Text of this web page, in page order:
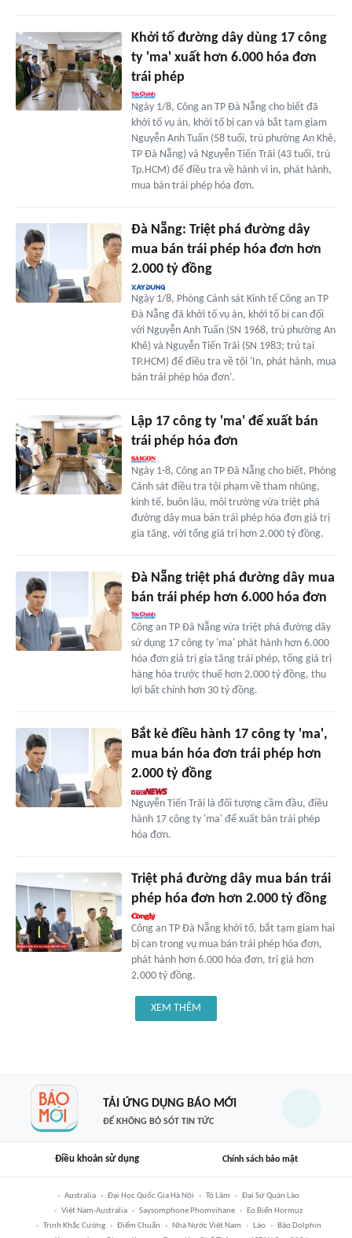
Khởi tố đường dây dùng 17 công
ty 'ma' xuất hơn 6.000 hóa đơn
trái phép
Ngày 1/8, Công an TP Đà Nẵng cho biết đã
khởi tố vụ án, khởi tố bị can và bắt tạm giam
Nguyễn Anh Tuấn (58 tuổi, trú phường An Khê,
TP Đà Nẵng) và Nguyễn Tiến Trãi (43 tuổi, trú
Tp.HCM) để điều tra về hành vi in, phát hành,
mua bán trái phép hóa đơn.
Đà Nẵng: Triệt phá đường dây
mua bán trái phép hóa đơn hơn
2.000 tỷ đồng
Ngày 1/8, Phòng Cảnh sát Kinh tế Công an TP
Đà Nẵng đã khởi tố vụ án, khởi tố bị can đối
với Nguyễn Anh Tuấn (SN 1968, trú phường An
Khê) và Nguyễn Tiến Trãi (SN 1983; trú tại
TP.HCM) để điều tra về tội 'In, phát hành, mua
bán trái phép hóa đơn'.
Lập 17 công ty 'ma' để xuất bán
trái phép hóa đơn
Ngày 1-8, Công an TP Đà Nẵng cho biết, Phòng
Cảnh sát điều tra tội phạm về tham nhũng,
kinh tế, buôn lậu, môi trường vừa triệt phá
đường dây mua bán trái phép hóa đơn giá trị
gia tăng, với tổng giá trị hơn 2.000 tỷ đồng.
Đà Nẵng triệt phá đường dây mua
bán trái phép hơn 6.000 hóa đơn
Công an TP Đà Nẵng vừa triệt phá đường dây
sử dụng 17 công ty 'ma' phát hành hơn 6.000
hóa đơn giá trị gia tăng trái phép, tổng giá trị
hàng hóa trước thuế hơn 2.000 tỷ đồng, thu
lợi bất chính hơn 30 tỷ đồng.
Bắt kẻ điều hành 17 công ty 'ma',
mua bán hóa đơn trái phép hơn
2.000 tỷ đồng
Nguyễn Tiến Trãi là đối tượng cầm đầu, điều
hành 17 công ty 'ma' để xuất bán trái phép
hóa đơn.
Triệt phá đường dây mua bán trái
phép hóa đơn hơn 2.000 tỷ đồng
Công an TP Đà Nẵng khởi tố, bắt tạm giam hai
bị can trong vụ mua bán trái phép hóa đơn,
phát hành hơn 6.000 hóa đơn, trị giá hơn
2.000 tỷ đồng.
XEM THÊM
TẢI ỨNG DỤNG BÁO MỚI
ĐỂ KHÔNG BỎ SÓT TIN TỨC
Điều khoản sử dụng Chính sách bảo mật
Australia Đại Học Quốc Gia Hà Nội Tô Lâm
Đại Sứ Quán Lào
Việt Nam-Australia
Saysomphone Phomvihane
Eo Biển Hormuz
Trịnh Khắc Cường
Điểm Chuẩn Nhà Nước Việt Nam Lào
Bão Dolphin